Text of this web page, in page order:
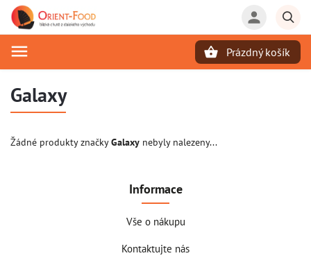
Prázdný košík
Galaxy
Žádné produkty značkyGalaxy nebyly nalezeny...
Informace
Vše o nákupu
Kontaktujte nás